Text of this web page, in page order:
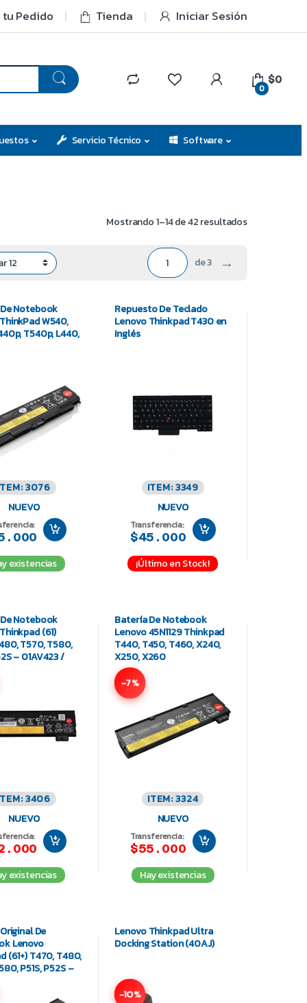
tu Pedido Tienda Iniciar Sesión
0
$0
Servicio Técnico Software
Mostrando 1–14 de 42 resultados
de 3 →
Notebook
W540,
T540p, L440,
3076
NUEVO
existencias
Repuesto De Teclado
Lenovo Thinkpad T430 en
Inglés
ITEM: 3349
NUEVO
Transferencia:
$45.000
¡Último en Stock!
Notebook
(61)
T570, T580,
– 01AV423 /
3406
NUEVO
existencias
Batería De Notebook
Lenovo 45N1129 Thinkpad
T440, T450, T460, X240,
X250, X260
-7%
ITEM: 3324
NUEVO
Transferencia:
$55.000
Hay existencias
De
Lenovo
(61+) T470, T480,
P51S, P52S –
/ SB10K97582
Lenovo Thinkpad Ultra
Docking Station (40AJ)
-10%